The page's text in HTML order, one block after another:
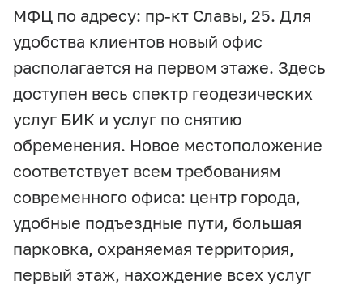
МФЦ по адресу: пр-кт Славы, 25. Для
удобства клиентов новый офис
располагается на первом этаже. Здесь
доступен весь спектр геодезических
услуг БИК и услуг по снятию
обременения. Новое местоположение
соответствует всем требованиям
современного офиса: центр города,
удобные подъездные пути, большая
парковка, охраняемая территория,
первый этаж, нахождение всех услуг